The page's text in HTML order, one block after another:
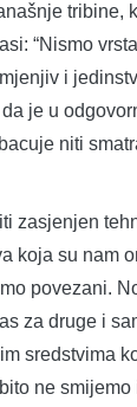
tribine,
“Nismo
i
je u
niti
zasjenjen
koja su nam
povezani.
za druge i
sredstvima
ne